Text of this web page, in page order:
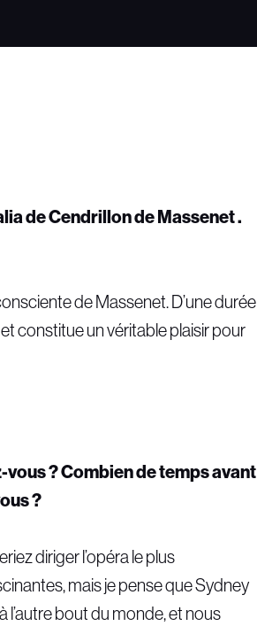
de Cendrillon de Massenet .
de Massenet. D’une durée
constitue un véritable plaisir pour
? Combien de temps avant
?
diriger l’opéra le plus
mais je pense que Sydney
l’autre bout du monde, et nous